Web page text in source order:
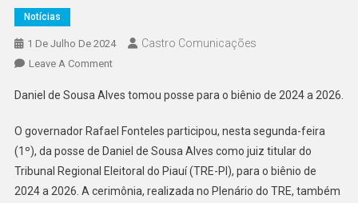
Notícias
1 De Julho De 2024 Castro Comunicações
Leave A Comment
Daniel de Sousa Alves tomou posse para o biênio de 2024 a 2026.
O governador Rafael Fonteles participou, nesta segunda-feira
(1º), da posse de Daniel de Sousa Alves como juiz titular do
Tribunal Regional Eleitoral do Piauí (TRE-PI), para o biênio de
2024 a 2026. A cerimônia, realizada no Plenário do TRE, também